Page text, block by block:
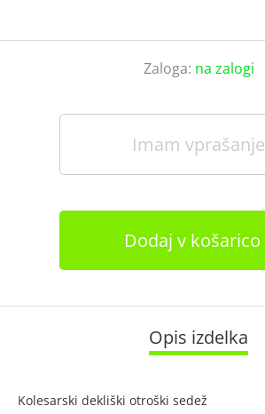
Zaloga: na zalogi
Imam vprašanje
Dodaj v košarico
Opis izdelka
Kolesarski dekliški otroški sedež